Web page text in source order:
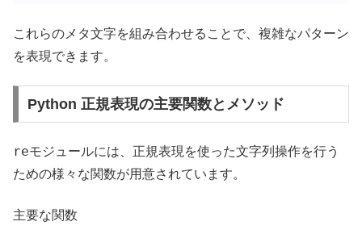
これらのメタ文字を組み合わせることで、複雑なパターン
を表現できます。
Python 正規表現の主要関数とメソッド
reモジュールには、正規表現を使った文字列操作を行う
ための様々な関数が用意されています。
主要な関数